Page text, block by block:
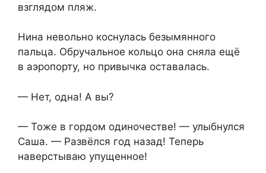
взглядом пляж.
Нина невольно коснулась безымянного
пальца. Обручальное кольцо она сняла ещё
в аэропорту, но привычка оставалась.
— Нет, одна! А вы?
— Тоже в гордом одиночестве! — улыбнулся
Саша. — Развёлся год назад! Теперь
наверстываю упущенное!